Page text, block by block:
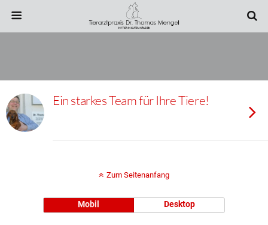
Ein starkes Team für Ihre Tiere!
Zum Seitenanfang
Mobil Desktop